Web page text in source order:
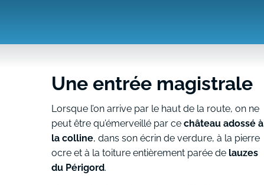
Une entrée magistrale
Lorsque l’on arrive par le haut de la route, on ne
peut être qu’émerveillé par ce château adossé à
la colline, dans son écrin de verdure, à la pierre
ocre et à la toiture entièrement parée de lauzes
du Périgord.